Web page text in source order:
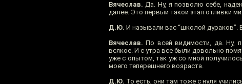
Вячеслав. Да. Ну, я позволю себе,
далее. Это первый такой этап отливки
Д.Ю. И называли вас “школой дураков”.
Вячеслав. По всей видимости, да. Ну,
всякое. И с утра все были довольно
уже с опытом, так уж со мной
моего теперешнего возраста.
Д.Ю. То есть, они там тоже с нуля